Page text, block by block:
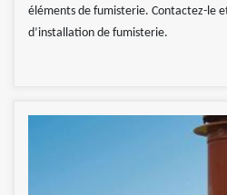
éléments de fumisterie. Contactez-le
d’installation de fumisterie.